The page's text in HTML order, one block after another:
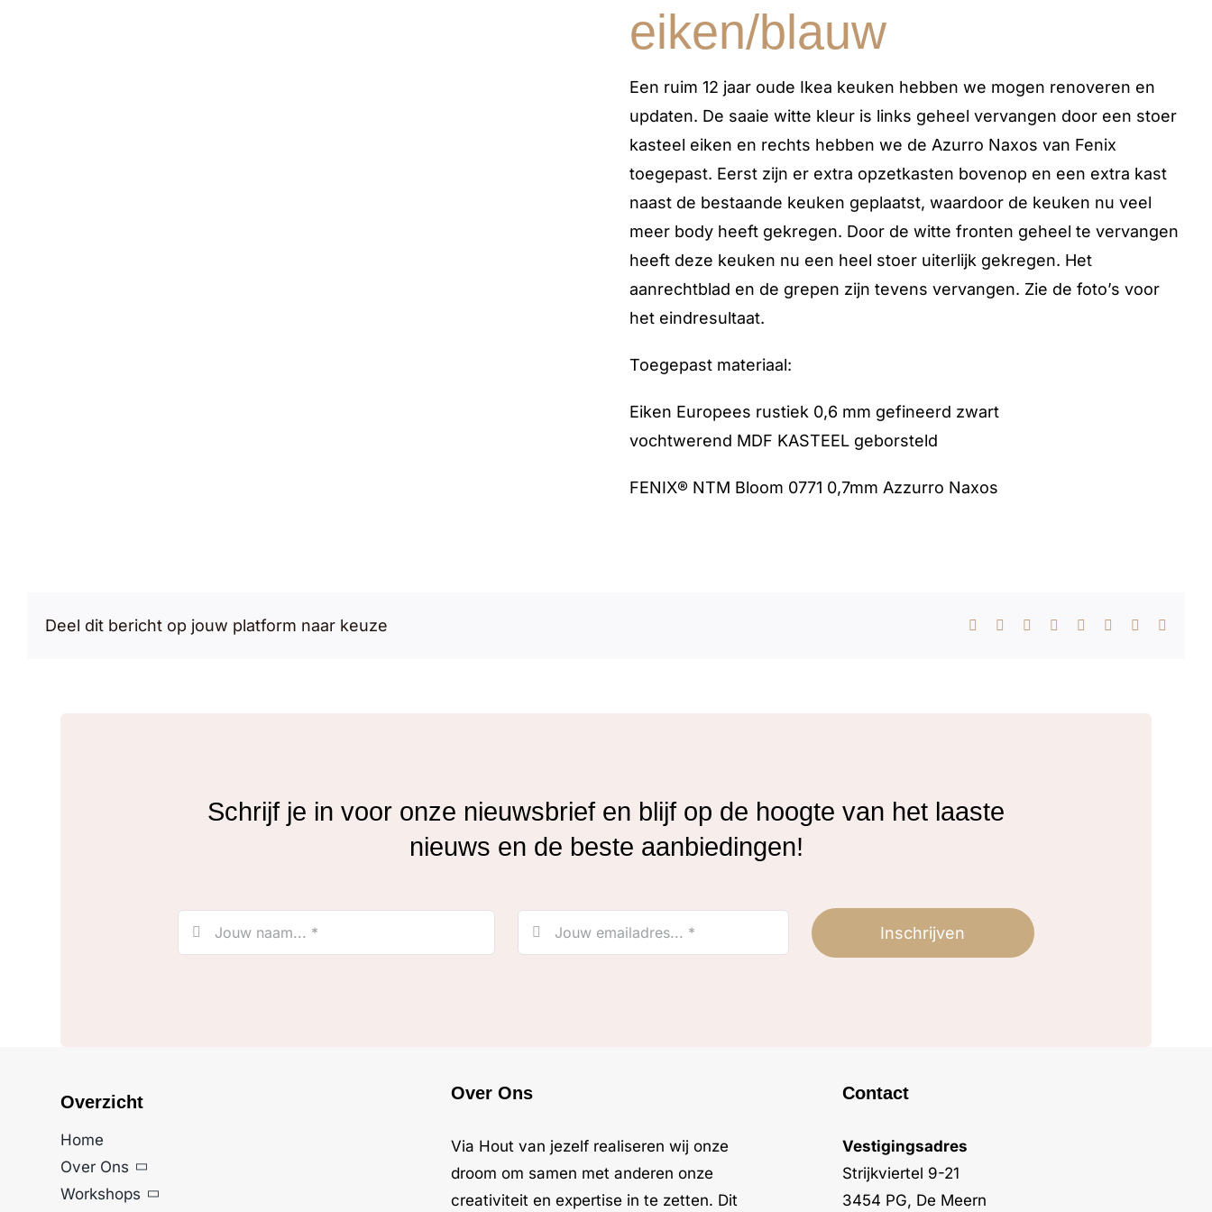
eiken/blauw
Een ruim 12 jaar oude Ikea keuken hebben we mogen renoveren en
updaten. De saaie witte kleur is links geheel vervangen door een stoer
kasteel eiken en rechts hebben we de Azurro Naxos van Fenix
toegepast. Eerst zijn er extra opzetkasten bovenop en een extra kast
naast de bestaande keuken geplaatst, waardoor de keuken nu veel
meer body heeft gekregen. Door de witte fronten geheel te vervangen
heeft deze keuken nu een heel stoer uiterlijk gekregen. Het
aanrechtblad en de grepen zijn tevens vervangen. Zie de foto’s voor
het eindresultaat.
Toegepast materiaal:
Eiken Europees rustiek 0,6 mm gefineerd zwart
vochtwerend MDF KASTEEL geborsteld
FENIX® NTM Bloom 0771 0,7mm Azzurro Naxos
Deel dit bericht op jouw platform naar keuze Facebook Reddit LinkedInWhatsApp
TumblrPinterest
Schrijf je in voor onze nieuwsbrief en blijf op de hoogte van het laaste
nieuws en de beste aanbiedingen!
Inschrijven
Overzicht
Home
Over Ons
Workshops
Over Ons
Via Hout van jezelf realiseren wij onze
droom om samen met anderen onze
creativiteit en expertise in te zetten. Dit
Contact
Vestigingsadres
Strijkviertel 9-21
3454 PG, De Meern